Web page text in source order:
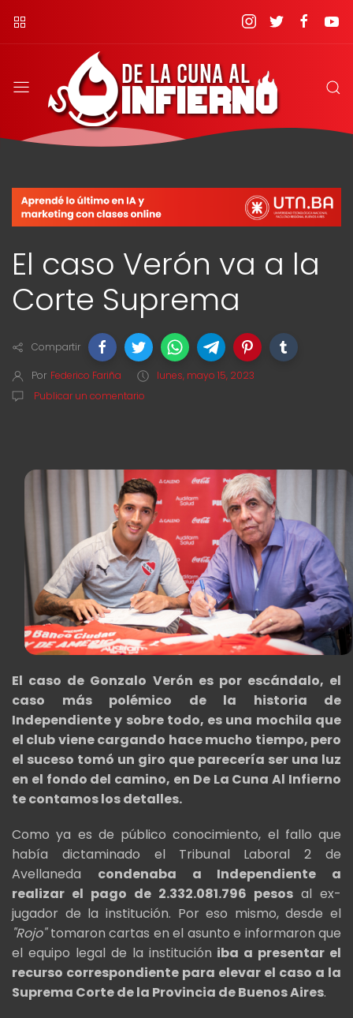
El caso Verón va a la
Corte Suprema
Compartir
Por Federico Fariña
lunes, mayo 15, 2023
Publicar un comentario
El caso de Gonzalo Verón es por escándalo, el
caso más polémico de la historia de
Independiente y sobre todo, es una mochila que
el club viene cargando hace mucho tiempo, pero
el suceso tomó un giro que parecería ser una luz
en el fondo del camino, en De La Cuna Al Infierno
te contamos los detalles.
Como ya es de público conocimiento, el fallo que
había dictaminado el Tribunal Laboral 2 de
Avellaneda condenaba a Independiente a
realizar el pago de 2.332.081.796 pesos al ex-
jugador de la institución. Por eso mismo, desde el
"Rojo"tomaron cartas en el asunto e informaron que
el equipo legal de la institución iba a presentar el
recurso correspondiente para elevar el caso a la
Suprema Corte de la Provincia de Buenos Aires.